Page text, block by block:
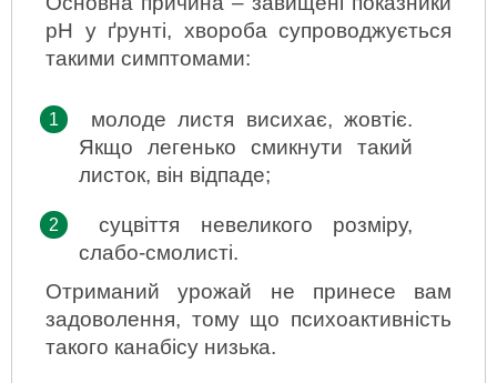
рН у ґрунті, хвороба супроводжується
такими симптомами:
молоде листя висихає, жовтіє.
Якщо легенько смикнути такий
листок, він відпаде;
суцвіття невеликого розміру,
слабо-смолисті.
Отриманий урожай не принесе вам
задоволення, тому що психоактивність
такого канабісу низька.